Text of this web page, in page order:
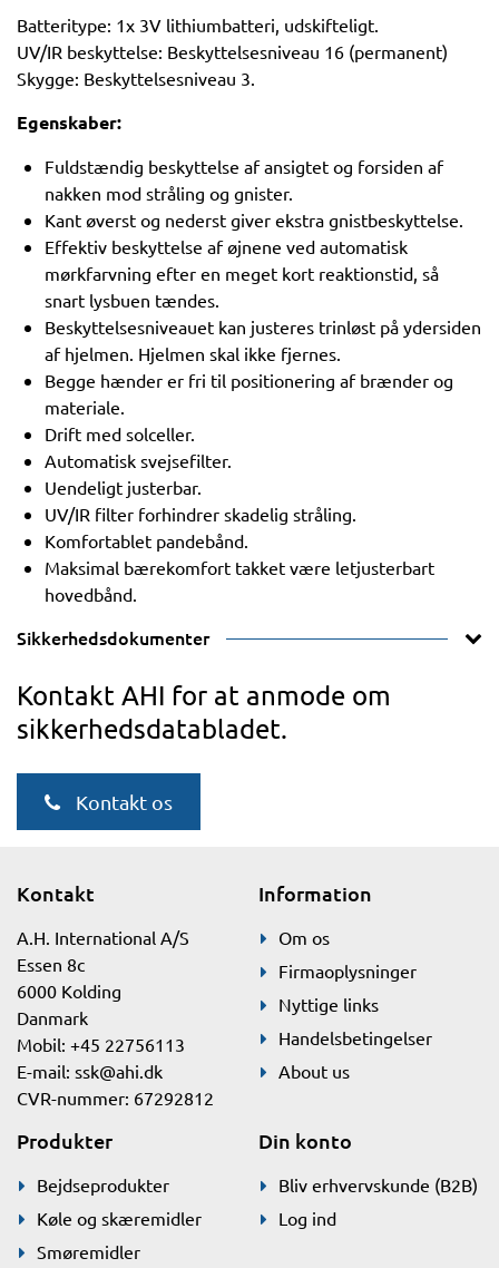
Batteritype: 1x 3V lithiumbatteri, udskifteligt.
UV/IR beskyttelse: Beskyttelsesniveau 16 (permanent)
Skygge: Beskyttelsesniveau 3.
Egenskaber:
Fuldstændig beskyttelse af ansigtet og forsiden af ​​
nakken mod stråling og gnister.
Kant øverst og nederst giver ekstra gnistbeskyttelse.
Effektiv beskyttelse af øjnene ved automatisk
mørkfarvning efter en meget kort reaktionstid, så
snart lysbuen tændes.
Beskyttelsesniveauet kan justeres trinløst på ydersiden
af ​​hjelmen. Hjelmen skal ikke fjernes.
Begge hænder er fri til positionering af brænder og
materiale.
Drift med solceller.
Automatisk svejsefilter.
Uendeligt justerbar.
UV/IR filter forhindrer skadelig stråling.
Komfortablet pandebånd.
Maksimal bærekomfort takket være letjusterbart
hovedbånd.
Sikkerhedsdokumenter
Kontakt AHI for at anmode om
sikkerhedsdatabladet.
Kontakt os
Kontakt
A.H. International A/S
Essen 8c
6000 Kolding
Danmark
Mobil: +45 22756113
E-mail: ssk@ahi.dk
CVR-nummer: 67292812
Information
Om os
Firmaoplysninger
Nyttige links
Handelsbetingelser
About us
Produkter
Bejdseprodukter
Køle og skæremidler
Smøremidler
Din konto
Bliv erhvervskunde (B2B)
Log ind